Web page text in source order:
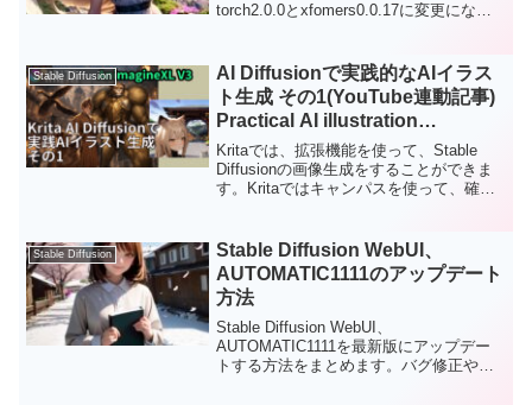
torch2.0.0とxfomers0.0.17に変更になっ
ージョンをベースに機能改善されていく
ことから、適当なタイミングでアップデ
ートをしていきましょう。
Stable Diffusion
AI Diffusionで実践的なAIイラス
ト生成 その1(YouTube連動記事)
Practical AI illustration
generation with Krita AI
Diffusion 1
Kritaでは、拡張機能を使って、Stable
Diffusionの画像生成をすることができま
す。Kritaではキャンパスを使って、確認
単に作ることができます。例えば、画像
生成をパーツごとに行うことで、プロン
プトだけだと難しい複数のキャラクター
の画像を生成することができます。ま
た、実際の風景写真をベースにしてイラ
スト生成などを行うこともできます。
Kritaを使うことで、創造的なAIアートの
ような画像も簡単に作ることができま
Stable Diffusion
Stable Diffusion WebUI、
AUTOMATIC1111のアップデート
方法
Stable Diffusion WebUI、
AUTOMATIC1111を最新版にアップデー
トする方法をまとめます。バグ修正や機